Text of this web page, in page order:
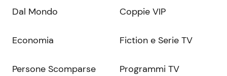
Dal Mondo
Economia
Persone Scomparse
Coppie VIP
Fiction e Serie TV
Programmi TV